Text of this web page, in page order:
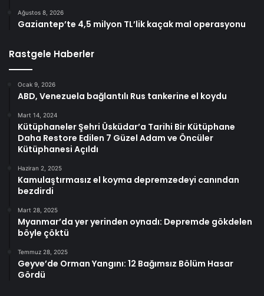
Ağustos 8, 2026
Gaziantep’te 4,5 milyon TL’lik kaçak mal operasyonu
Rastgele Haberler
Ocak 9, 2026
ABD, Venezuela bağlantılı Rus tankerine el koydu
Mart 14, 2024
Kütüphaneler Şehri Üsküdar’a Tarihi Bir Kütüphane
Daha Restore Edilen 7 Güzel Adam ve Öncüler
Kütüphanesi Açıldı
Haziran 2, 2025
Kamulaştırmasız el koyma depremzedeyi canından
bezdirdi
Mart 28, 2025
Myanmar’da yer yerinden oynadı: Depremde gökdelen
böyle çöktü
Temmuz 28, 2025
Geyve’de Orman Yangını: 12 Bağımsız Bölüm Hasar
Gördü